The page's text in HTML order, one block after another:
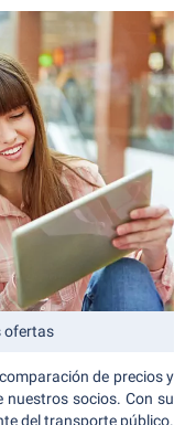
ofertas
de precios y
nuestros socios. Con su
del transporte público.